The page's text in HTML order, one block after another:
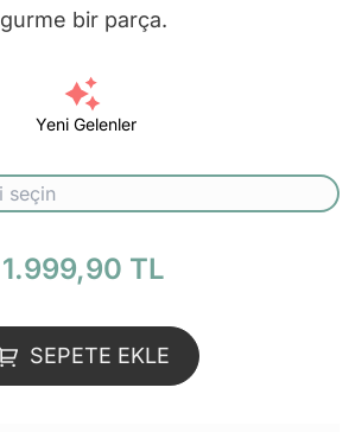
gurme bir parça.
Yeni Gelenler
1.999,90 TL
SEPETE EKLE